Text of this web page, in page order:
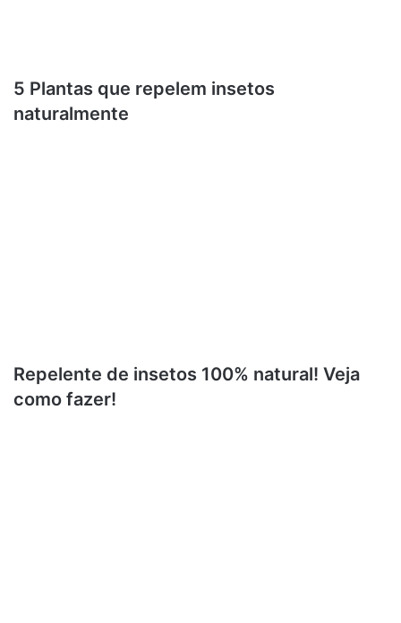
5 Plantas que repelem insetos
naturalmente
Repelente de insetos 100% natural! Veja
como fazer!